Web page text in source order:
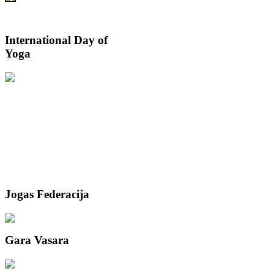
International Day of
Yoga
Jogas Federacija
Gara Vasara